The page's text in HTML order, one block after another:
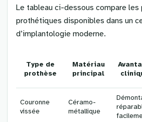
Le tableau ci-dessous compare
prothétiques disponibles dans un
d’implantologie moderne.
Type de
prothèse
Matériau
principal
Couronne
vissée
Céramo-
métallique